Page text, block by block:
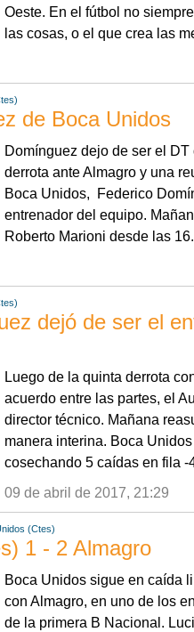
Oeste. En el fútbol no
las cosas, o el que crea las
de Boca Unidos
Domínguez dejo de ser el
derrota ante Almagro y una
Boca Unidos, Federico
entrenador del equipo.
Roberto Marioni desde las
dejó de ser el
Luego de la quinta derrota
acuerdo entre las partes, el
director técnico. Mañana
manera interina. Boca
cosechando 5 caídas en fila -
09 de abril de 2017, 21:29
(Ctes)
1 - 2 Almagro
Boca Unidos sigue en caída
con Almagro, en uno de los
de la primera B Nacional.